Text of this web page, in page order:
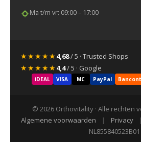
Ma t/m vr: 09:00 – 17:00
★★★★★4,68/ 5 · Trusted Shops
★★★★★4,4/ 5 · Google
iDEAL VISA MC PayPal
© 2026 Orthovitality · Alle rechten
Algemene voorwaarden
| Privacy |
NL855840523B01